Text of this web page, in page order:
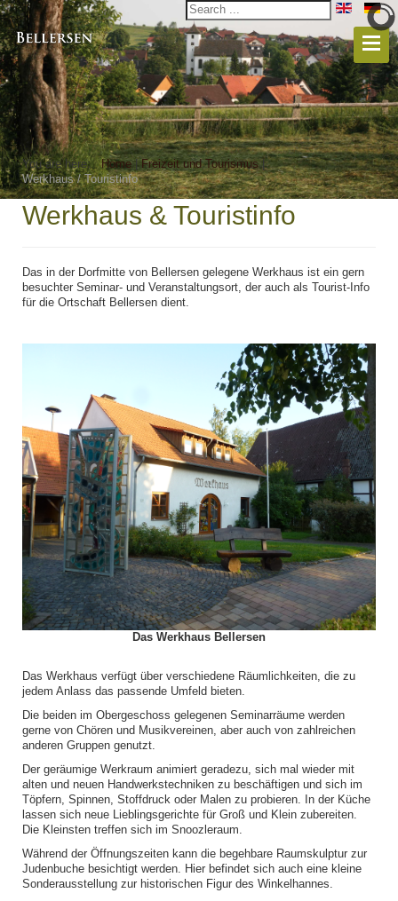
You are here: Home | Freizeit und Tourismus |
Werkhaus / Touristinfo
Werkhaus & Touristinfo
Das in der Dorfmitte von Bellersen gelegene Werkhaus ist ein gern
besuchter Seminar- und Veranstaltungsort, der auch als Tourist-Info
für die Ortschaft Bellersen dient.
Das Werkhaus Bellersen
Das Werkhaus verfügt über verschiedene Räumlichkeiten, die zu
jedem Anlass das passende Umfeld bieten.
Die beiden im Obergeschoss gelegenen Seminarräume werden
gerne von Chören und Musikvereinen, aber auch von zahlreichen
anderen Gruppen genutzt.
Der geräumige Werkraum animiert geradezu, sich mal wieder mit
alten und neuen Handwerkstechniken zu beschäftigen und sich im
Töpfern, Spinnen, Stoffdruck oder Malen zu probieren. In der Küche
lassen sich neue Lieblingsgerichte für Groß und Klein zubereiten.
Die Kleinsten treffen sich im Snoozleraum.
Während der Öffnungszeiten kann die begehbare Raumskulptur zur
Judenbuche besichtigt werden. Hier befindet sich auch eine kleine
Sonderausstellung zur historischen Figur des Winkelhannes.